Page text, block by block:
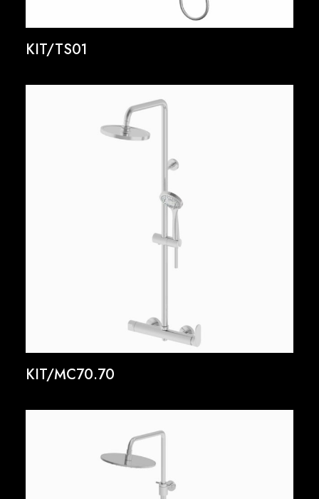
KIT/TS01
KIT/MC70.70